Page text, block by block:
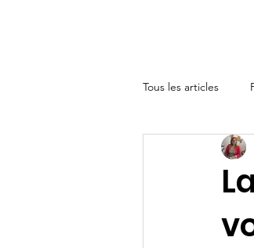
Tous les articles
Friperie et